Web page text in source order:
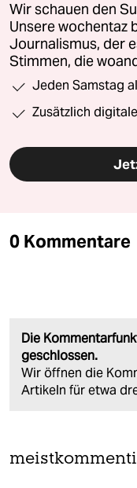
Wir schauen den
Unsere wochentaz
Journalismus, der
Stimmen, die
Jeden Samstag
Zusätzlich
0 Kommentare
Die
geschlossen.
Wir öffnen die
Artikeln für etwa